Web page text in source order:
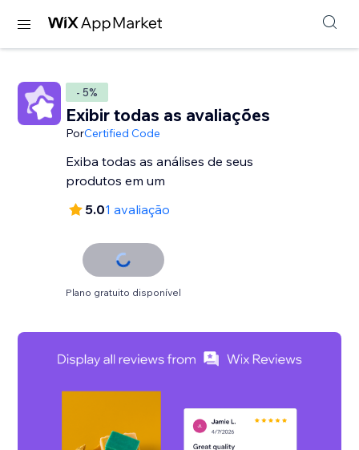
- 5%
Exibir todas as avaliações
PorCertified Code
Exiba todas as análises de seus
produtos em um
5.01 avaliação
Plano gratuito disponível